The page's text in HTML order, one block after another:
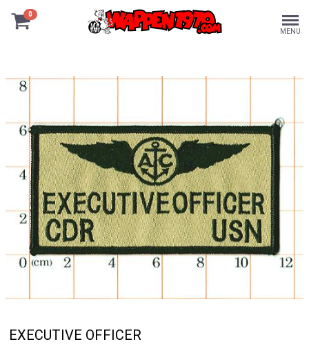
0
MENU
EXECUTIVE OFFICER